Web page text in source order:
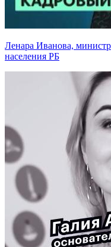
Ленара Иванова,
населения РБ